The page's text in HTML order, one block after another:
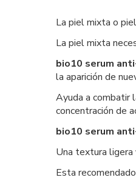
La piel mixta o
La piel mixta
bio10 serum
la aparición de
Ayuda a combatir
concentración de
bio10 serum
Una textura ligera
Esta